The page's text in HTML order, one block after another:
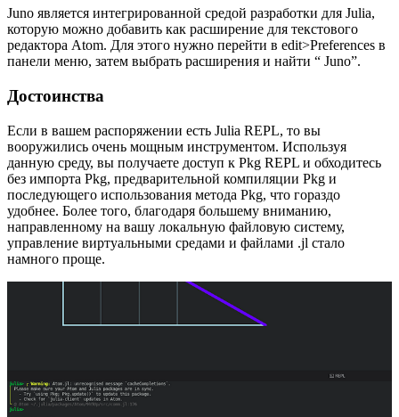
Juno является интегрированной средой разработки для Julia,
которую можно добавить как расширение для текстового
редактора Atom. Для этого нужно перейти в edit>Preferences в
панели меню, затем выбрать расширения и найти “ Juno”.
Достоинства
Если в вашем распоряжении есть Julia REPL, то вы
вооружились очень мощным инструментом. Используя
данную среду, вы получаете доступ к Pkg REPL и обходитесь
без импорта Pkg, предварительной компиляции Pkg и
последующего использования метода Pkg, что гораздо
удобнее. Более того, благодаря большему вниманию,
направленному на вашу локальную файловую систему,
управление виртуальными средами и файлами .jl стало
намного проще.